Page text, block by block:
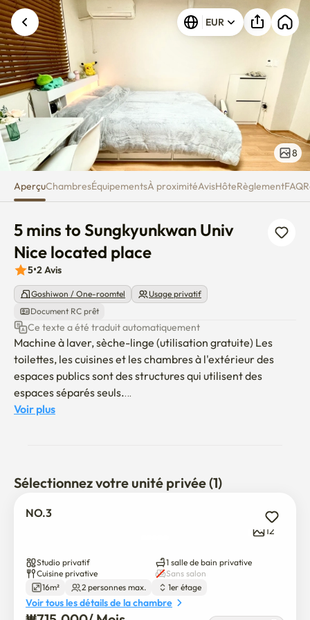
5 mins to Sungkyunkwan Univ
EUR
8
AperçuChambresÉquipementsÀ proximitéAvisHôteRèglementFAQ
5 mins to Sungkyunkwan Univ
Nice located place
5•2Avis
Goshiwon / One-roomtel
Usage privatif
Document RC prêt
Ce texte a été traduit automatiquement
Machine à laver, sèche-linge (utilisation gratuite) Les
toilettes, les cuisines et les chambres à l'extérieur des
espaces publics sont des structures qui utilisent des
espaces séparés seuls.
C'est un environnement calme qui convient à l'étude. Il y a
Interdiction de fumer (fumer à l'extérieur du portail)
Aucune fête (Gardez un espace tranquille)
L'immeuble est situé sur une colline, il y a donc quelques
escaliers.
Il y a une fenêtre, mais il n'y a pas de vue car l'avant est
bloqué.
Voir plus
Sélectionnez votre unité privée (1)
NO.3
12
Studio privatif
1 salle de bain privative
Cuisine privative
Sans salon
16m²
2 personnes max. 1er étage
Voir tous les détails de la chambre
Une erreur inconnue est survenue. Veuillez
réessayer.